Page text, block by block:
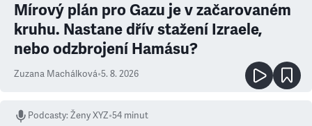
Mírový plán pro Gazu je v začarovaném
kruhu. Nastane dřív stažení Izraele,
nebo odzbrojení Hamásu?
Zuzana Machálková•5. 8. 2026
Podcasty:Ženy XYZ•54 minut